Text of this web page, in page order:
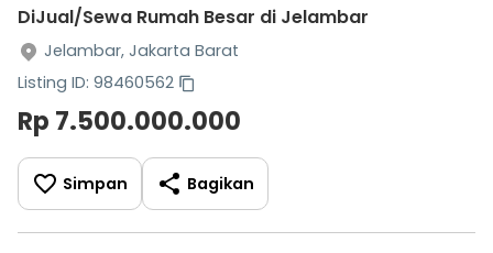
DiJual/Sewa Rumah Besar di Jelambar
Jelambar, Jakarta Barat
Listing ID: 98460562
Rp 7.500.000.000
Simpan Bagikan